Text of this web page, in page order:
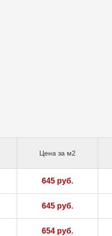
Цена за м2
645 руб.
645 руб.
654 руб.